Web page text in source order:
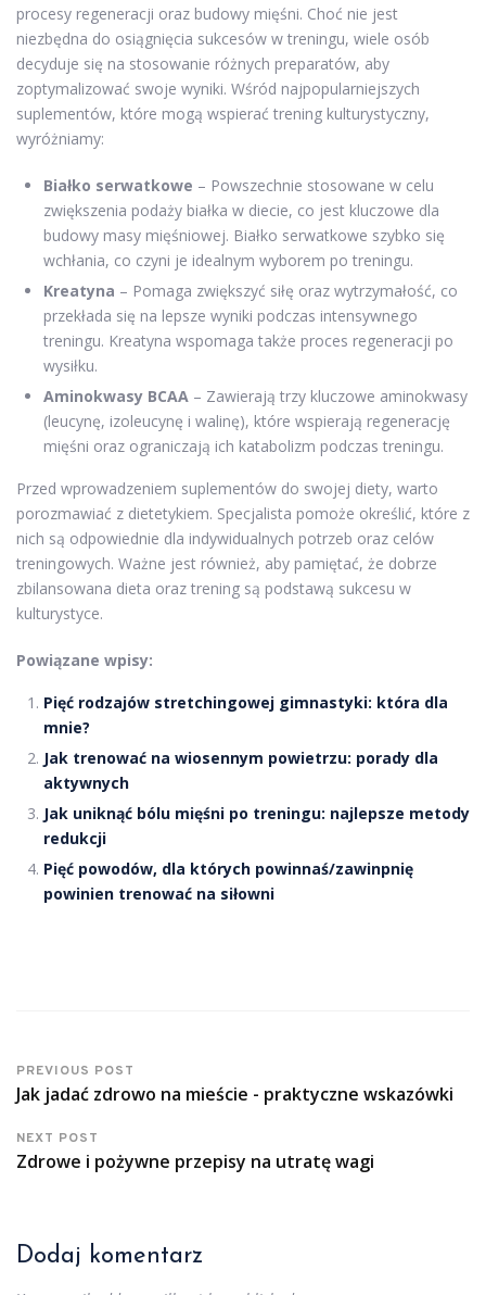
procesy regeneracji oraz budowy mięśni. Choć nie jest
niezbędna do osiągnięcia sukcesów w treningu, wiele osób
decyduje się na stosowanie różnych preparatów, aby
zoptymalizować swoje wyniki. Wśród najpopularniejszych
suplementów, które mogą wspierać trening kulturystyczny,
wyróżniamy:
Białko serwatkowe – Powszechnie stosowane w celu
zwiększenia podaży białka w diecie, co jest kluczowe dla
budowy masy mięśniowej. Białko serwatkowe szybko się
wchłania, co czyni je idealnym wyborem po treningu.
Kreatyna – Pomaga zwiększyć siłę oraz wytrzymałość, co
przekłada się na lepsze wyniki podczas intensywnego
treningu. Kreatyna wspomaga także proces regeneracji po
wysiłku.
Aminokwasy BCAA – Zawierają trzy kluczowe aminokwasy
(leucynę, izoleucynę i walinę), które wspierają regenerację
mięśni oraz ograniczają ich katabolizm podczas treningu.
Przed wprowadzeniem suplementów do swojej diety, warto
porozmawiać z dietetykiem. Specjalista pomoże określić, które z
nich są odpowiednie dla indywidualnych potrzeb oraz celów
treningowych. Ważne jest również, aby pamiętać, że dobrze
zbilansowana dieta oraz trening są podstawą sukcesu w
kulturystyce.
Powiązane wpisy:
Pięć rodzajów stretchingowej gimnastyki: która dla
mnie?
Jak trenować na wiosennym powietrzu: porady dla
aktywnych
Jak uniknąć bólu mięśni po treningu: najlepsze metody
redukcji
Pięć powodów, dla których powinnaś/zawinpnię
powinien trenować na siłowni
PREVIOUS POST
Jak jadać zdrowo na mieście - praktyczne wskazówki
NEXT POST
Zdrowe i pożywne przepisy na utratę wagi
Dodaj komentarz